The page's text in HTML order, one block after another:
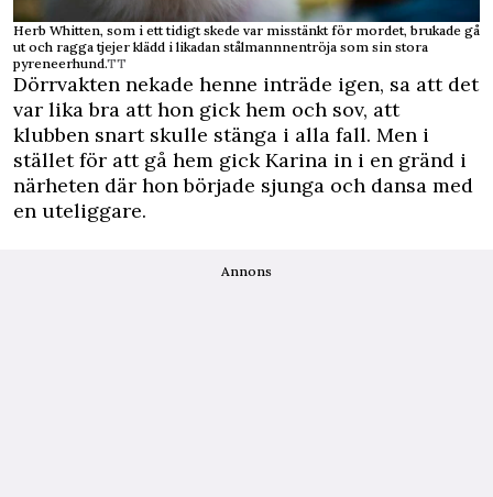
Herb Whitten, som i ett tidigt skede var misstänkt för mordet, brukade gå
ut och ragga tjejer klädd i likadan stålmannnentröja som sin stora
pyreneerhund.TT
Dörrvakten nekade henne inträde igen, sa att det
var lika bra att hon gick hem och sov, att
klubben snart skulle stänga i alla fall. Men i
stället för att gå hem gick Karina in i en gränd i
närheten där hon började sjunga och dansa med
en uteliggare.
Annons